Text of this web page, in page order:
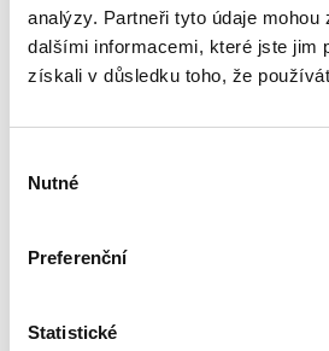
analýzy. Partneři tyto údaje mohou
dalšími informacemi, které jste jim
získali v důsledku toho, že
souhlasu
Nutné
Preferenční
Statistické